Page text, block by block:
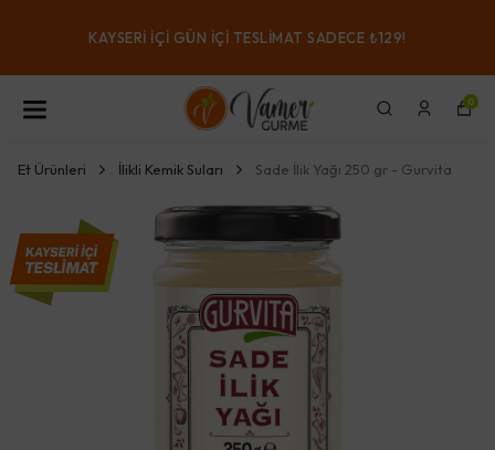
KAYSERI IÇI GÜN IÇI TESLIMAT SADECE ₺129!
0
Et Ürünleri İlikli Kemik Suları Sade İlik Yağı 250 gr - Gurvita